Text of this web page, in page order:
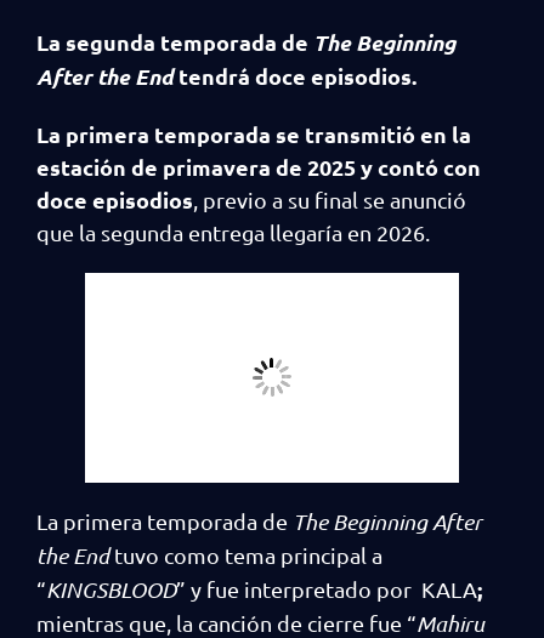
La segunda temporada de The Beginning
After the Endtendrá doce episodios.
La primera temporada se transmitió en la
estación de primavera de 2025 y contó con
doce episodios , previo a su final se anunció
que la segunda entrega llegaría en 2026.
La primera temporada de The Beginning After
the Endtuvo como tema principal a
“KINGSBLOOD” y fue interpretado por KALA;
mientras que, la canción de cierre fue “Mahiru